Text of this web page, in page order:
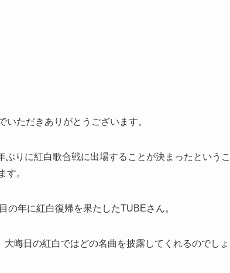
いただきありがとうございます。
ぶりに紅白歌合戦に出場することが決まったという
す。
の年に紅白復帰を果たしたTUBEさん。
晦日の紅白ではどの名曲を披露してくれるのでしょ